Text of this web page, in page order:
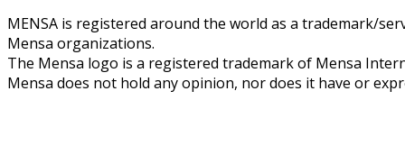
MENSA is registered around the world as a trademark/
Mensa organizations.
The Mensa logo is a registered trademark of Mensa
Mensa does not hold any opinion, nor does it have or